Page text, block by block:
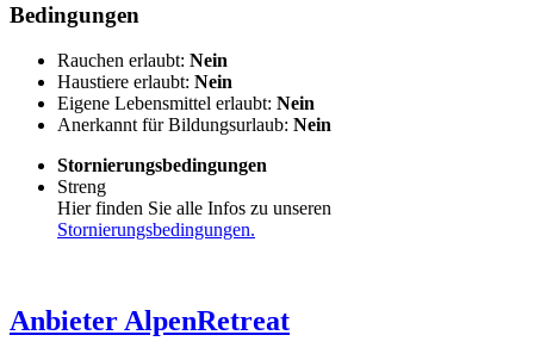
Bedingungen
Rauchen erlaubt: Nein
Haustiere erlaubt: Nein
Eigene Lebensmittel erlaubt: Nein
Anerkannt für Bildungsurlaub: Nein
Stornierungsbedingungen
Streng
Hier finden Sie alle Infos zu unseren
Stornierungsbedingungen.
AnbieterAlpenRetreat